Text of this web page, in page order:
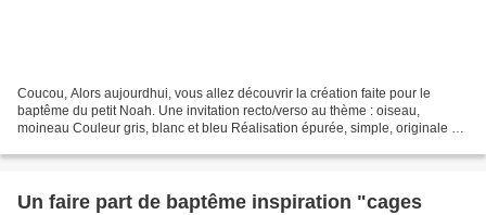
Coucou, Alors aujourdhui, vous allez découvrir la création faite pour le
baptême du petit Noah. Une invitation recto/verso au thème : oiseau,
moineau Couleur gris, blanc et bleu Réalisation épurée, simple, originale et
Un faire part de baptême inspiration "cages